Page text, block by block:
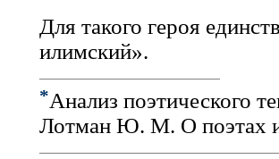
Для такого героя
илимский».
*Анализ поэтического
Лотман Ю. М. О поэтах